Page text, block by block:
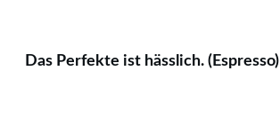
Das Perfekte ist hässlich. (Espresso)